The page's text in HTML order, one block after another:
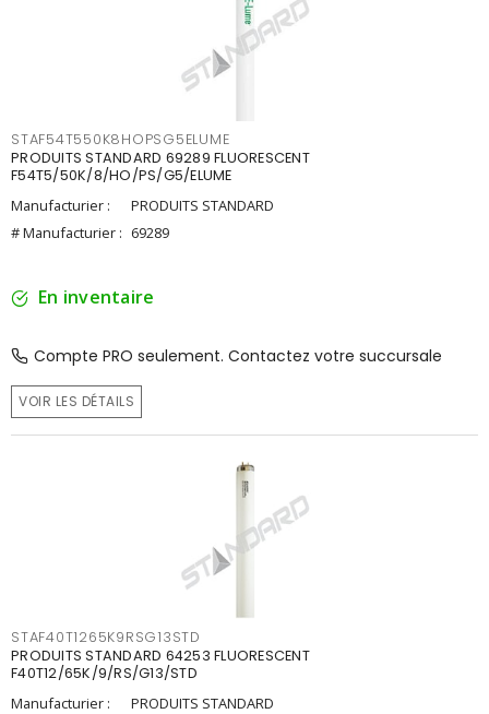
STAF54T550K8HOPSG5ELUME
PRODUITS STANDARD 69289 FLUORESCENT
F54T5/50K/8/HO/PS/G5/ELUME
Manufacturier :
PRODUITS STANDARD
# Manufacturier : 69289
En inventaire
Compte PRO seulement. Contactez votre succursale
VOIR LES DÉTAILS
STAF40T1265K9RSG13STD
PRODUITS STANDARD 64253 FLUORESCENT
F40T12/65K/9/RS/G13/STD
Manufacturier :
PRODUITS STANDARD